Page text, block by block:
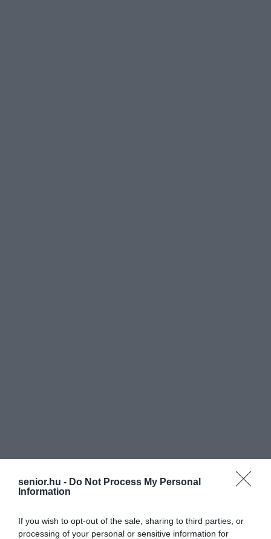
senior.hu - Do Not Process My Personal
Information
If you wish to opt-out of the sale, sharing to third parties, or
processing of your personal or sensitive information for